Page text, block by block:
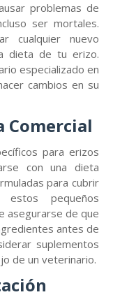
problemas de
ser mortales.
cualquier nuevo
dieta de tu erizo.
especializado en
cambios en su
Comercial
para erizos
con una dieta
para cubrir
estos pequeños
asegurarse de que
antes de
suplementos
de un veterinario.